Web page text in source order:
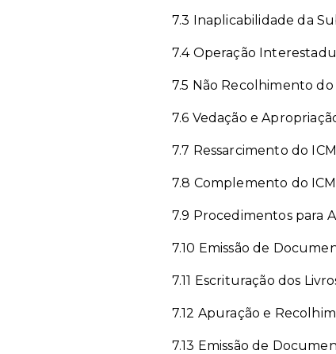
7.3 Inaplicabilidade da
7.4 Operação
7.5 Não Recolhimento
7.6 Vedação e
7.7 Ressarcimento do
7.8 Complemento do
7.9 Procedimentos para
7.10 Emissão de
7.11 Escrituração dos
7.12 Apuração e
7.13 Emissão de